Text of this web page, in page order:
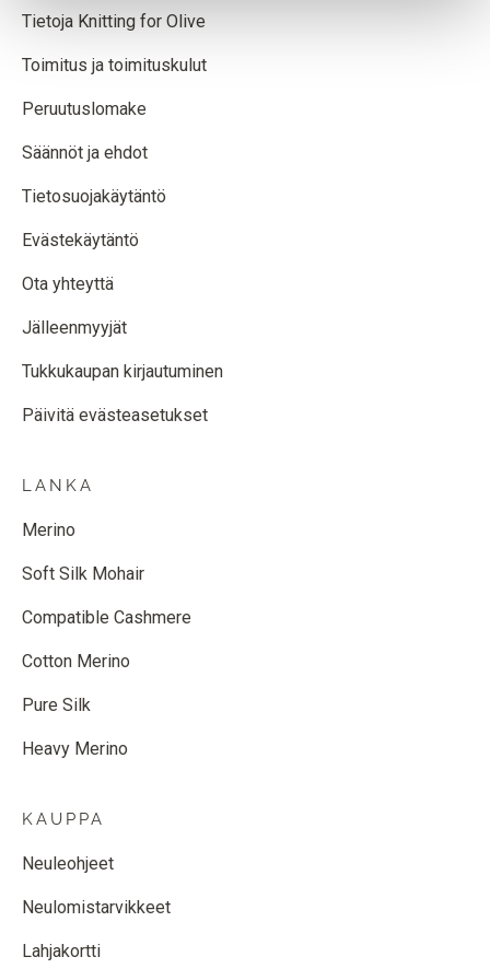
Tietoja Knitting for Olive
Toimitus ja toimituskulut
Peruutuslomake
Säännöt ja ehdot
Tietosuojakäytäntö
Evästekäytäntö
Ota yhteyttä
Jälleenmyyjät
Tukkukaupan kirjautuminen
Päivitä evästeasetukset
LANKA
Merino
Soft Silk Mohair
Compatible Cashmere
Cotton Merino
Pure Silk
Heavy Merino
KAUPPA
Neuleohjeet
Neulomistarvikkeet
Lahjakortti